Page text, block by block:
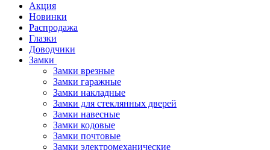
Акция
Новинки
Распродажа
Глазки
Доводчики
Замки
Замки врезные
Замки гаражные
Замки накладные
Замки для стеклянных дверей
Замки навесные
Замки кодовые
Замки почтовые
Замки электромеханические